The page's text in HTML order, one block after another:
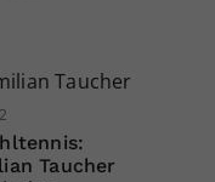
Taucher